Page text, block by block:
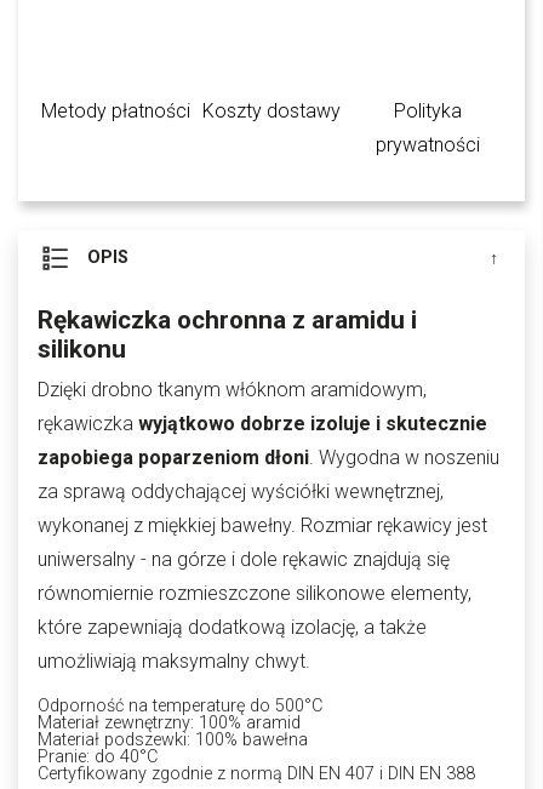
Metody płatności Koszty dostawy
Polityka
prywatności
OPIS
Rękawiczka ochronna z aramidu i
silikonu
Dzięki drobno tkanym włóknom aramidowym,
rękawiczka wyjątkowo dobrze izoluje i skutecznie
zapobiega poparzeniom dłoni. Wygodna w noszeniu
za sprawą oddychającej wyściółki wewnętrznej,
wykonanej z miękkiej bawełny. Rozmiar rękawicy jest
uniwersalny - na górze i dole rękawic znajdują się
równomiernie rozmieszczone silikonowe elementy,
które zapewniają dodatkową izolację, a także
umożliwiają maksymalny chwyt.
Odporność na temperaturę do 500°C
Materiał zewnętrzny: 100% aramid
Materiał podszewki: 100% bawełna
Pranie: do 40°C
Certyfikowany zgodnie z normą DIN EN 407 i DIN EN 388